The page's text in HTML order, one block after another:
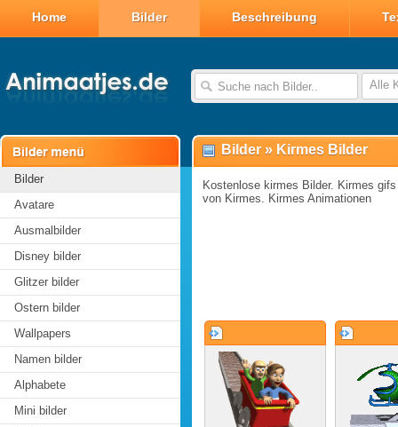
Home Bilder Beschreibung
Alle
Bilder
Avatare
Ausmalbilder
Disney bilder
Glitzer bilder
Ostern bilder
Wallpapers
Namen bilder
Alphabete
Mini bilder
Bilder » Kirmes Bilder
Kostenlose kirmes Bilder. Kirmes
von Kirmes. Kirmes Animationen